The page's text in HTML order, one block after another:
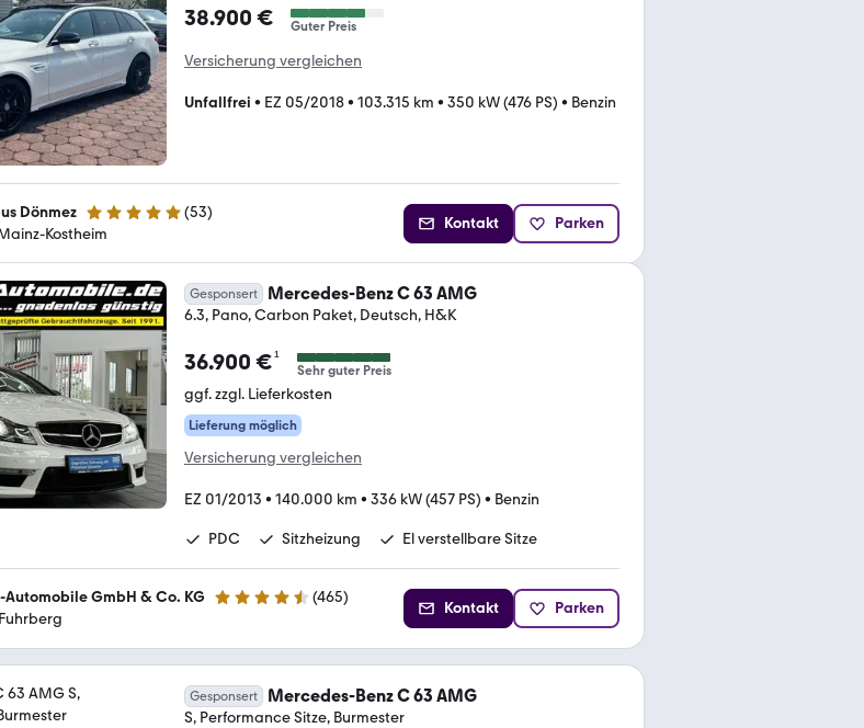
38.900 € Guter Preis
Versicherung vergleichen
Unfallfrei • EZ 05/2018• 103.315 km • 350 kW (476 PS) • Benzin
Dönmez 4.8 Sterne (53)
Kostheim
Kontakt Parken
Gesponsert Mercedes-Benz C 63 AMG
6.3, Pano, Carbon Paket, Deutsch, H&K
36.900 €¹
Sehr guter Preis
ggf. zzgl. Lieferkosten
Lieferung möglich
Versicherung vergleichen
EZ 01/2013 • 140.000 km • 336 kW (457 PS) • Benzin
PDC Sitzheizung El verstellbare Sitze
Automobile GmbH & Co. KG 4.6 Sterne (465)
Kontakt Parken
Gesponsert Mercedes-Benz C 63 AMG
S, Performance Sitze, Burmester